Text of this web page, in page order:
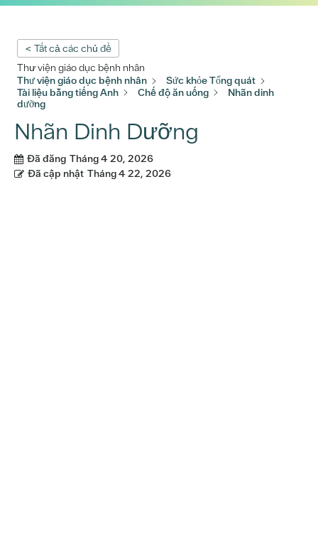
< Tất cả các chủ đề
Thư viện giáo dục bệnh nhân
Thư viện giáo dục bệnh nhân
Sức khỏe Tổng quát
Tài liệu bằng tiếng Anh
Chế độ ăn uống
Nhãn dinh
dưỡng
Nhãn Dinh Dưỡng
Đã đăng Tháng 4 20, 2026
Đã cập nhật Tháng 4 22, 2026